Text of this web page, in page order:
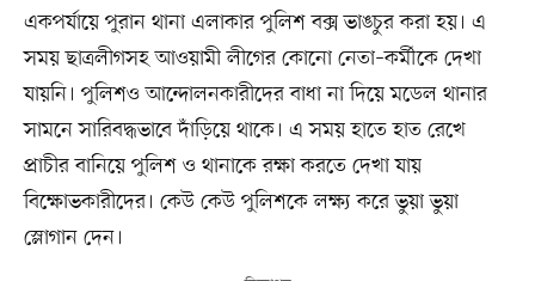
একপর্যায়ে পুরান থানা এলাকার পুলিশ বক্স ভাঙচুর করা হয়। এ
সময় ছাত্রলীগসহ আওয়ামী লীগের কোনো নেতা–কর্মীকে দেখা
যায়নি। পুলিশও আন্দোলনকারীদের বাধা না দিয়ে মডেল থানার
সামনে সারিবদ্ধভাবে দাঁড়িয়ে থাকে। এ সময় হাতে হাত রেখে
প্রাচীর বানিয়ে পুলিশ ও থানাকে রক্ষা করতে দেখা যায়
বিক্ষোভকারীদের। কেউ কেউ পুলিশকে লক্ষ্য করে ভুয়া ভুয়া
স্লোগান দেন।